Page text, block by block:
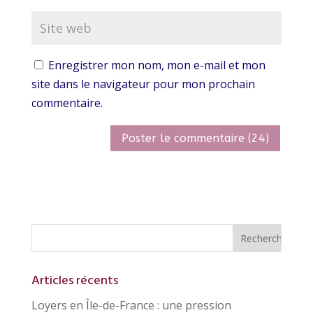
Enregistrer mon nom, mon e-mail et mon
site dans le navigateur pour mon prochain
commentaire.
Articles récents
Loyers en Île-de-France : une pression